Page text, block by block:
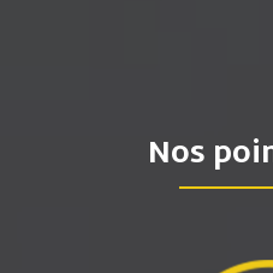
Nos